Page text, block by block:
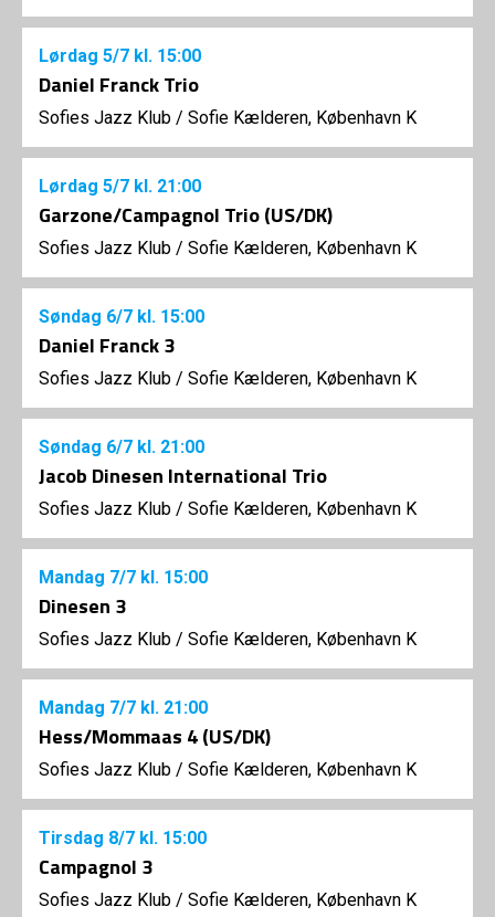
Lørdag 5/7 kl. 15:00
Daniel Franck Trio
Sofies Jazz Klub / Sofie Kælderen, København K
Lørdag 5/7 kl. 21:00
Garzone/Campagnol Trio (US/DK)
Sofies Jazz Klub / Sofie Kælderen, København K
Søndag 6/7 kl. 15:00
Daniel Franck 3
Sofies Jazz Klub / Sofie Kælderen, København K
Søndag 6/7 kl. 21:00
Jacob Dinesen International Trio
Sofies Jazz Klub / Sofie Kælderen, København K
Mandag 7/7 kl. 15:00
Dinesen 3
Sofies Jazz Klub / Sofie Kælderen, København K
Mandag 7/7 kl. 21:00
Hess/Mommaas 4 (US/DK)
Sofies Jazz Klub / Sofie Kælderen, København K
Tirsdag 8/7 kl. 15:00
Campagnol 3
Sofies Jazz Klub / Sofie Kælderen, København K